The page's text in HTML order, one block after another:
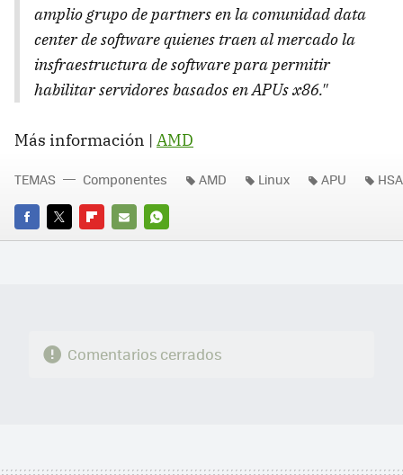
amplio grupo de partners en la comunidad data
center de software quienes traen al mercado la
insfraestructura de software para permitir
habilitar servidores basados en APUs x86."
Más información | AMD
FACEBOOK
TWITTERFLIPBOARD
E-
WHATSAPP
TEMAS Componentes AMD Linux APU HSA
Comentarios cerrados